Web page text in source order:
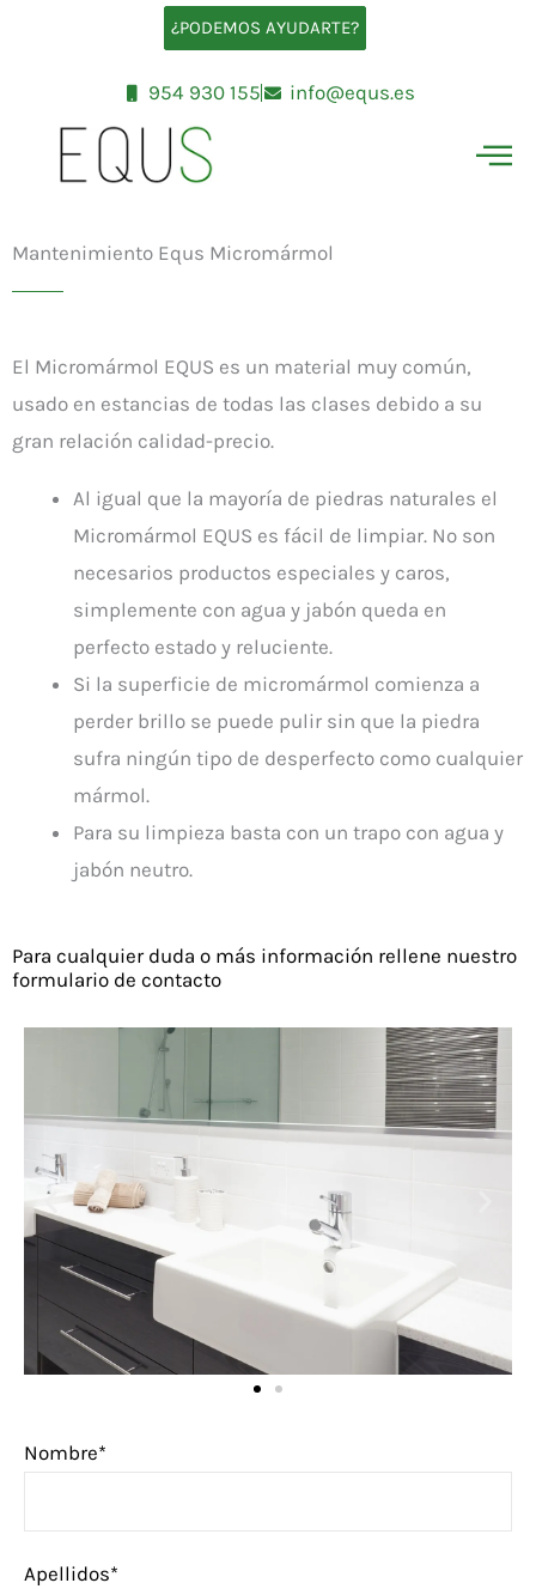
¿PODEMOS AYUDARTE?
954 930 155 info@equs.es
Mantenimiento Equs Micromármol
El Micromármol EQUS es un material muy común,
usado en estancias de todas las clases debido a su
gran relación calidad-precio.
Al igual que la mayoría de piedras naturales el
Micromármol EQUS es fácil de limpiar. No son
necesarios productos especiales y caros,
simplemente con agua y jabón queda en
perfecto estado y reluciente.
Si la superficie de micromármol comienza a
perder brillo se puede pulir sin que la piedra
sufra ningún tipo de desperfecto como cualquier
mármol.
Para su limpieza basta con un trapo con agua y
jabón neutro.
Para cualquier duda o más información rellene nuestro
formulario de contacto
Nombre*
Apellidos*